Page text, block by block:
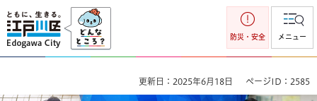
江戸川区
防災・安全 メニュー
更新日：2025年6月18日 ページID：2585